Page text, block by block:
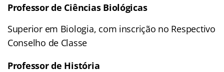
Professor de Ciências Biológicas
Superior em Biologia, com inscrição no Respectivo
Conselho de Classe
Professor de História